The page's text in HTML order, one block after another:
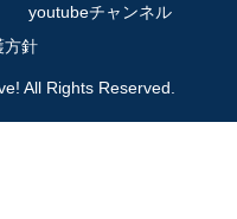
youtubeチャンネル
方針
All Rights Reserved.